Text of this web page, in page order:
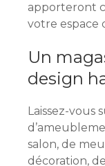
apporteront
votre espace
Un
design
Laissez-vous
salon, de
décoration,